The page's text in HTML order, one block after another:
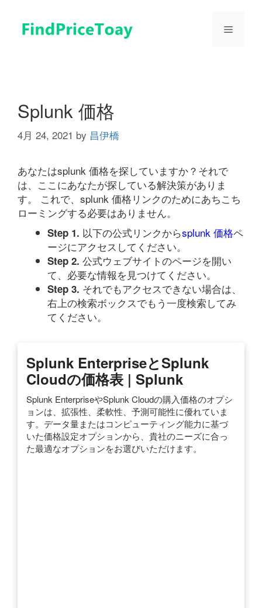
メ
Splunk 価格
4月 24, 2021 by 昌伊橋
あなたはsplunk 価格を探していますか？それで
は、ここにあなたが探している解決策がありま
す。 これで、splunk 価格リンクのためにあちこち
ローミングする必要はありません。
Step 1. 以下の公式リンクからsplunk 価格ペ
ージにアクセスしてください。
Step 2. 公式ウェブサイトのページを開い
て、必要な情報を見つけてください。
Step 3. それでもアクセスできない場合は、
右上の検索ボックスでもう一度検索してみ
てください。
Splunk EnterpriseとSplunk
Cloudの価格表 | Splunk
Splunk EnterpriseやSplunk Cloudの購入価格のオプシ
ョンは、拡張性、柔軟性、予測可能性に優れていま
す。データ量またはコンピューティング能力に基づ
いた価格設定オプションから、貴社のニーズに合っ
た最適なオプションをお選びいただけます。